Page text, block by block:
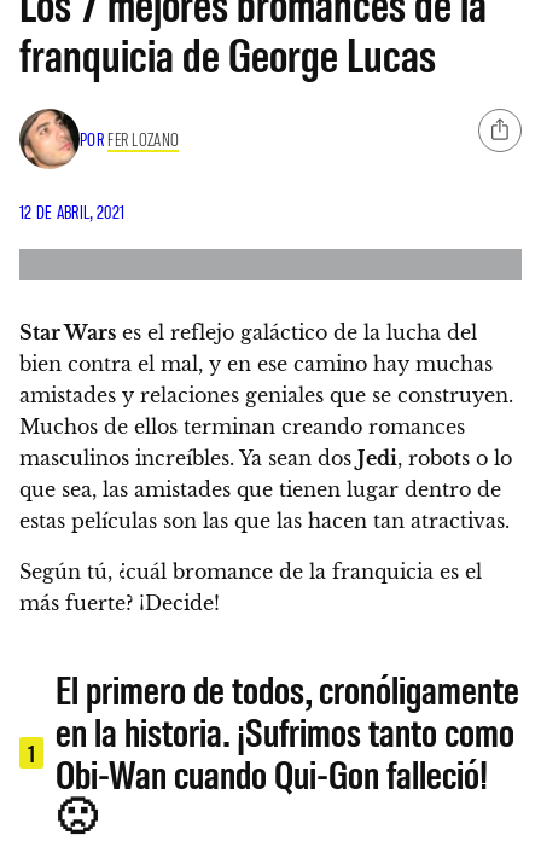
franquicia de George Lucas
POR FER LOZANO
12 DE ABRIL, 2021
Star Wars es el reflejo galáctico de la lucha del
bien contra el mal, y en ese camino hay muchas
amistades y relaciones geniales que se construyen.
Muchos de ellos terminan creando romances
masculinos increíbles. Ya sean dos Jedi, robots o lo
que sea, las amistades que tienen lugar dentro de
estas películas son las que las hacen tan atractivas.
Según tú, ¿cuál bromance de la franquicia es el
más fuerte? ¡Decide!
1
El primero de todos, cronóligamente
en la historia. ¡Sufrimos tanto como
Obi-Wan cuando Qui-Gon falleció!
🙁